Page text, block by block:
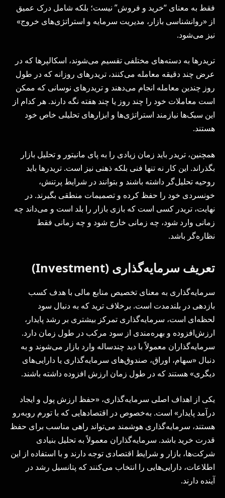
فقط به معنای “خرید و فروش” نیست؛ بلکه شامل درک عمیق
از «روانشناسی بازار، مدیریت سرمایه و استراتژی‌های خروج»
نیز می‌شود.
تریدرها به دسته‌های مختلفی تقسیم می‌شوند، اسکالپرها که در
عرض چند دقیقه معامله می‌کنند، تریدرهای روزانه که در طول
روز چندین معامله انجام می‌دهند و تریدرهای نوسانی که ممکن
است معاملات خود را چند روز یا چند هفته نگه دارند. هر کدام از
این سبک‌ها نیازمند استراتژی‌ها و ابزارهای تحلیلی خاص خود
هستند.
همچنین، تریدر باید زمان زیادی را به پای مانیتور و تحلیل بازار
بگذراند. این کار نه تنها فنی بلکه ذهنی نیز است. تریدرها باید
روحیه تحلیل‌گر داشته باشند و بتوانند در شرایط پرتنش،
خونسردی خود را حفظ کرده و تصمیمات منطقی بگیرند. در
نهایت، تریدر کسی است که بازی بازار را بلد است و می‌داند چه
زمانی وارد شود، چه زمانی خارج شود و چه زمانی فقط
نظاره‌گر باشد.
تعریف سرمایه‌گذاری (Investment)
سرمایه‌گذاری به معنای تخصیص منابع مالی با هدف کسب
بازدهی در بلندمدت است. برخلاف ترید که به دنبال سود
لحظه‌ای است، سرمایه‌گذاری تمرکز بیشتری بر رشد پایدار،
ارزش‌افزوده و بهره‌مندی از سود مرکب در طول زمان دارد.
سرمایه‌گذاران معمولاً با دید چندساله وارد بازار می‌شوند و به
دنبال «سهام، اوراق، صندوق‌های سرمایه‌گذاری یا دارایی‌های
دیگری» هستند که در طول زمان ارزش افزوده داشته باشند.
یکی از اهداف اصلی سرمایه‌گذاری، «حفظ ارزش پول و ایجاد
درآمد پایدار» است. به‌خصوص در اقتصادهایی که با تورم روبه‌رو
هستند، سرمایه‌گذاری هوشمند می‌تواند راهی مناسب برای حفظ
قدرت خرید باشد. سرمایه‌گذاران معمولاً به تحلیل بنیادی
شرکت‌ها، بازار و شرایط اقتصادی توجه دارند و با استفاده از این
اطلاعات، دارایی‌هایی را انتخاب می‌کنند که پتانسیل رشد در
آینده دارند.